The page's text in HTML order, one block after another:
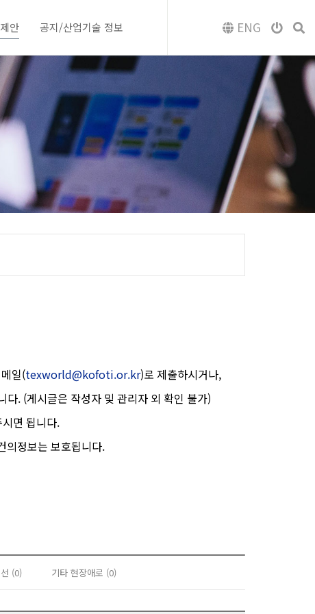
안 공지/산업기술 정보 ENG
일(texworld@kofoti.or.kr)로 제출하시거나,
. (게시글은 작성자 및 관리자 외 확인 불가)
면 됩니다.
의정보는 보호됩니다.
(0) 기타 현장애로 (0)